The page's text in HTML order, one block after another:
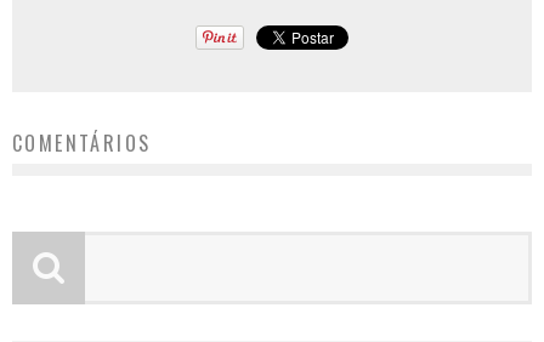
COMENTÁRIOS